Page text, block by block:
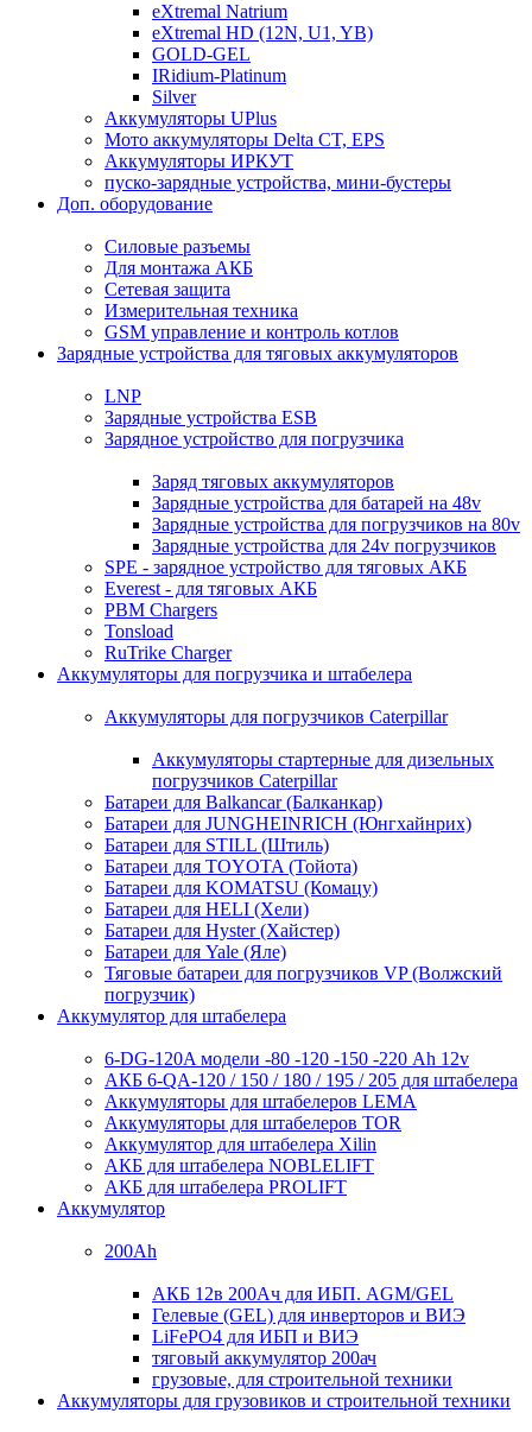
eXtremal Natrium
eXtremal HD (12N, U1, YB)
GOLD-GEL
IRidium-Platinum
Silver
Аккумуляторы UPlus
Мото аккумуляторы Delta CT, EPS
Аккумуляторы ИРКУТ
пуско-зарядные устройства, мини-бустеры
Доп. оборудование
Силовые разъемы
Для монтажа АКБ
Сетевая защита
Измерительная техника
GSM управление и контроль котлов
Зарядные устройства для тяговых аккумуляторов
LNP
Зарядные устройства ESB
Зарядное устройство для погрузчика
Заряд тяговых аккумуляторов
Зарядные устройства для батарей на 48v
Зарядные устройства для погрузчиков на 80v
Зарядные устройства для 24v погрузчиков
SPE - зарядное устройство для тяговых АКБ
Everest - для тяговых АКБ
PBM Chargers
Tonsload
RuTrike Charger
Аккумуляторы для погрузчика и штабелера
Аккумуляторы для погрузчиков Caterpillar
Аккумуляторы стартерные для дизельных
погрузчиков Caterpillar
Батареи для Balkancar (Балканкар)
Батареи для JUNGHEINRICH (Юнгхайнрих)
Батареи для STILL (Штиль)
Батареи для TOYOTA (Тойота)
Батареи для KOMATSU (Комацу)
Батареи для HELI (Хели)
Батареи для Hyster (Хайстер)
Батареи для Yale (Яле)
Тяговые батареи для погрузчиков VP (Волжский
погрузчик)
Аккумулятор для штабелера
6-DG-120A модели -80 -120 -150 -220 Ah 12v
АКБ 6-QA-120 / 150 / 180 / 195 / 205 для штабелера
Аккумуляторы для штабелеров LEMA
Аккумуляторы для штабелеров TOR
Аккумулятор для штабелера Xilin
АКБ для штабелера NOBLELIFT
АКБ для штабелера PROLIFT
Аккумулятор
200Ah
АКБ 12в 200Ач для ИБП. AGM/GEL
Гелевые (GEL) для инверторов и ВИЭ
LiFePO4 для ИБП и ВИЭ
тяговый аккумулятор 200ач
грузовые, для строительной техники
Аккумуляторы для грузовиков и строительной техники